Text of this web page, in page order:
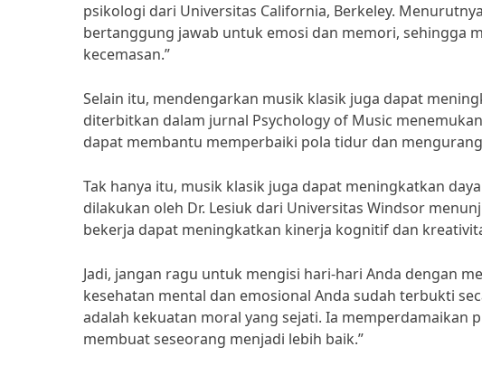
psikologi dari Universitas California, Berkeley.
bertanggung jawab untuk emosi dan memori, sehingga
kecemasan.”
Selain itu, mendengarkan musik klasik juga dapat
diterbitkan dalam jurnal Psychology of Music
dapat membantu memperbaiki pola tidur dan
Tak hanya itu, musik klasik juga dapat meningkatkan
dilakukan oleh Dr. Lesiuk dari Universitas Windsor
bekerja dapat meningkatkan kinerja kognitif dan
Jadi, jangan ragu untuk mengisi hari-hari Anda dengan
kesehatan mental dan emosional Anda sudah terbukti
adalah kekuatan moral yang sejati. Ia memperdamaikan
membuat seseorang menjadi lebih baik.”